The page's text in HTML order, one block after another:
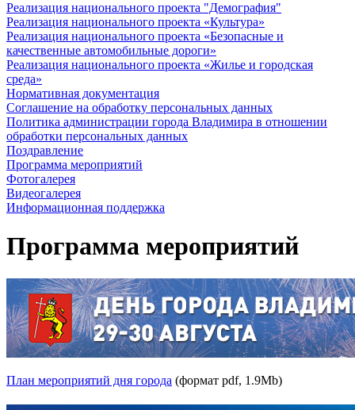
Реализация национального проекта "Демография"
Реализация национального проекта «Культура»
Реализация национального проекта «Безопасные и
качественные автомобильные дороги»
Реализация национального проекта «Жилье и городская
среда»
Нормативная документация
Соглашение на обработку персональных данных
Политика администрации города Владимира в отношении
обработки персональных данных
Поздравление
Программа мероприятий
Фотогалерея
Видеогалерея
Информационная поддержка
Программа мероприятий
План мероприятий дня города (формат pdf, 1.9Mb)